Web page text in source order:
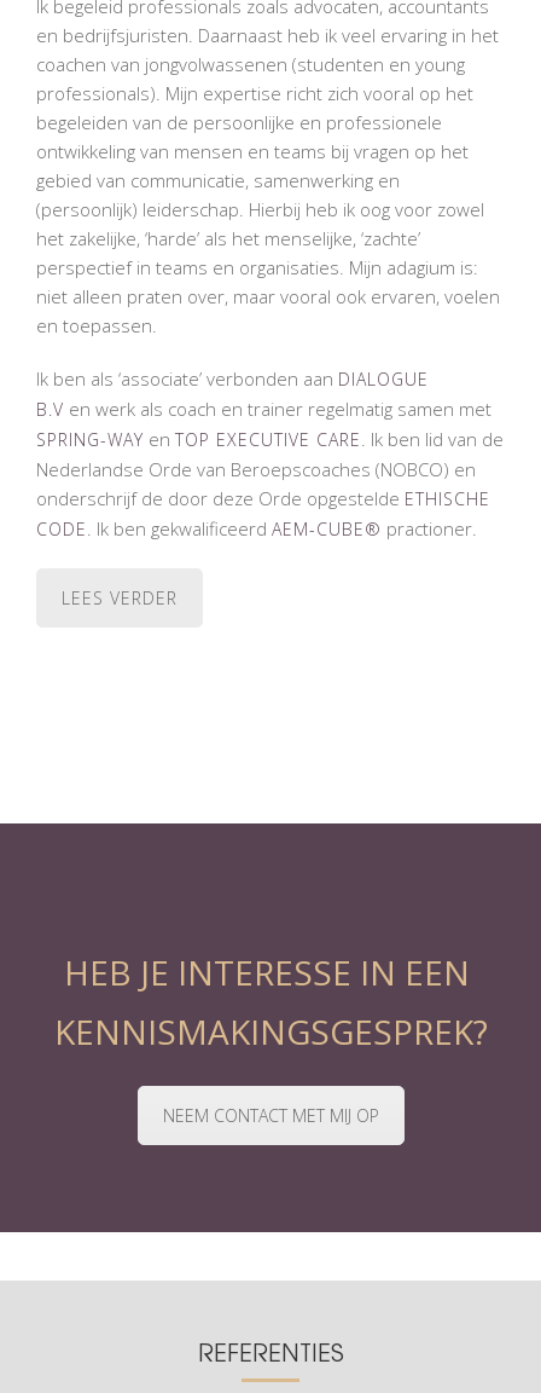
Ik begeleid professionals zoals advocaten, accountants
en bedrijfsjuristen. Daarnaast heb ik veel ervaring in het
coachen van jongvolwassenen (studenten en young
professionals). Mijn expertise richt zich vooral op het
begeleiden van de persoonlijke en professionele
ontwikkeling van mensen en teams bij vragen op het
gebied van communicatie, samenwerking en
(persoonlijk) leiderschap. Hierbij heb ik oog voor zowel
het zakelijke, ‘harde’ als het menselijke, ‘zachte’
perspectief in teams en organisaties. Mijn adagium is:
niet alleen praten over, maar vooral ook ervaren, voelen
en toepassen.
Ik ben als ‘associate’ verbonden aan DIALOGUE
B.V en werk als coach en trainer regelmatig samen met
SPRING-WAY en TOP EXECUTIVE CARE . Ik ben lid van de
Nederlandse Orde van Beroepscoaches (NOBCO) en
onderschrijf de door deze Orde opgestelde ETHISCHE
CODE . Ik ben gekwalificeerd AEM-CUBE® practioner.
LEES VERDER
HEB JE INTERESSE IN EEN
KENNISMAKINGSGESPREK?
NEEM CONTACT MET MIJ OP
REFERENTIES